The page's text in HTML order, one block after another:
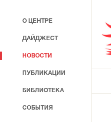
О ЦЕНТРЕ
ДАЙДЖЕСТ
НОВОСТИ
ПУБЛИКАЦИИ
БИБЛИОТЕКА
СОБЫТИЯ